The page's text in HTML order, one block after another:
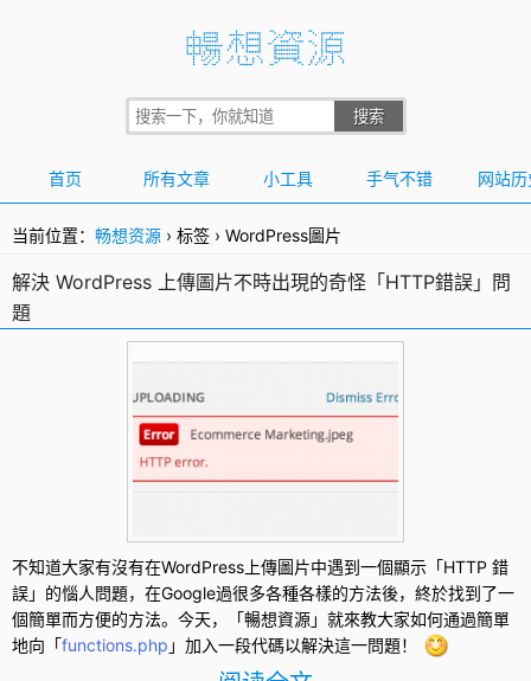
首页 所有文章 小工具 手气不错 网站历
当前位置： 畅想资源 › 标签 › WordPress圖片
解決 WordPress 上傳圖片不時出現的奇怪「HTTP錯誤」問
題
不知道大家有沒有在WordPress 上傳圖片中遇到一個顯示「HTTP 錯
誤」的惱人問題，在Google過很多各種各樣的方法後，終於找到了一
個簡單而方便的方法。今天，「暢想資源」就來教大家如何通過簡單
地向「functions.php 」加入一段代碼以解決這一問題！